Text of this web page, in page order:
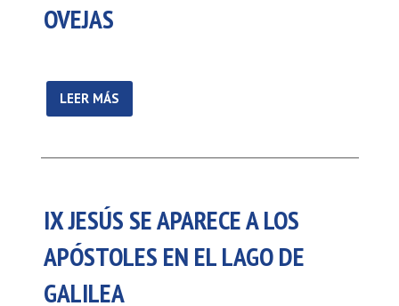
OVEJAS
LEER MÁS
IX JESÚS SE APARECE A LOS
APÓSTOLES EN EL LAGO DE
GALILEA